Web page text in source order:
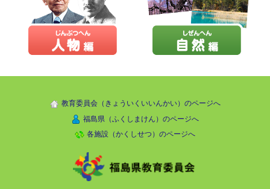
教育委員会（きょういくいいんかい）のページへ
福島県（ふくしまけん）のページへ
各施設（かくしせつ）のページへ